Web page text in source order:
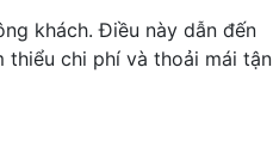
khách. Điều này dẫn đến
thiểu chi phí và thoải mái tận